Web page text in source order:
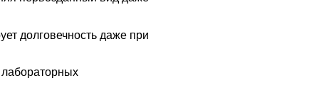
долговечность даже при